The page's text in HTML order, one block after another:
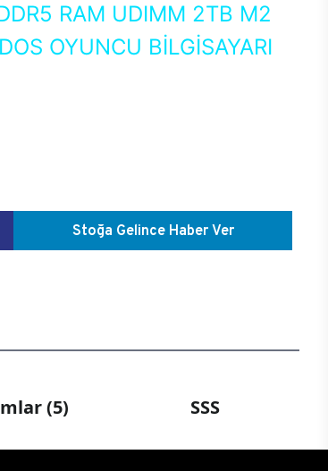
RAM UDIMM 2TB M2
OYUNCU BİLGİSAYARI
Stoğa Gelince Haber Ver
(5) SSS